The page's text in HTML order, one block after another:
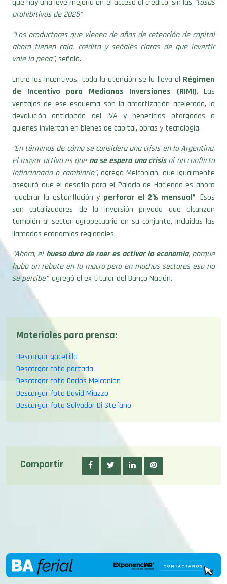
“Los productores que vienen de años de retención de capital
ahora tienen caja, crédito y señales claras de que invertir
vale la pena”, señaló.
Entre los incentivos, toda la atención se la lleva el
de Incentivo para Medianas Inversiones (RIMI). Las
ventajas de ese esquema son la amortización acelerada, la
devolución anticipada del IVA y beneficios otorgados a
quienes inviertan en bienes de capital, obras y tecnología.
“En términos de cómo se considera una crisis en la Argentina,
el mayor activo es queno se espera una crisisni un conflicto
inflacionario o cambiario”, agregó Melconian, que igualmente
aseguró que el desafío para el Palacio de Hacienda es ahora
“quebrar la estanflación yperforar el 2% mensual ”. Esos
son catalizadores de la inversión privada que alcanzan
también al sector agropecuario en su conjunto, incluidas las
llamadas economías regionales.
“Ahora, elhueso duro de roer es activar la economía
hubo un rebote en la macro pero en muchos sectores eso no
se percibe”, agregó el ex titular del Banco Nación.
Materiales para prensa:
Descargar gacetilla
Descargar foto portada
Descargar foto Carlos Melconian
Descargar foto David Miazzo
Descargar foto Salvador Di Stefano